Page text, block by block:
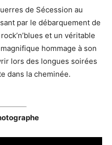
de Sécession au
par le débarquement de
et un véritable
hommage à son
lors des longues soirées
dans la cheminée.